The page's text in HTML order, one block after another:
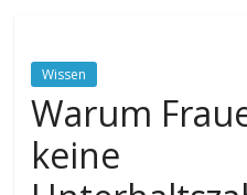
Wissen
Warum
keine